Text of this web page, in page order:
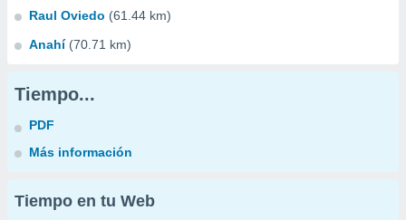
Raul Oviedo (61.44 km)
Anahí (70.71 km)
Tiempo...
PDF
Más información
Tiempo en tu Web